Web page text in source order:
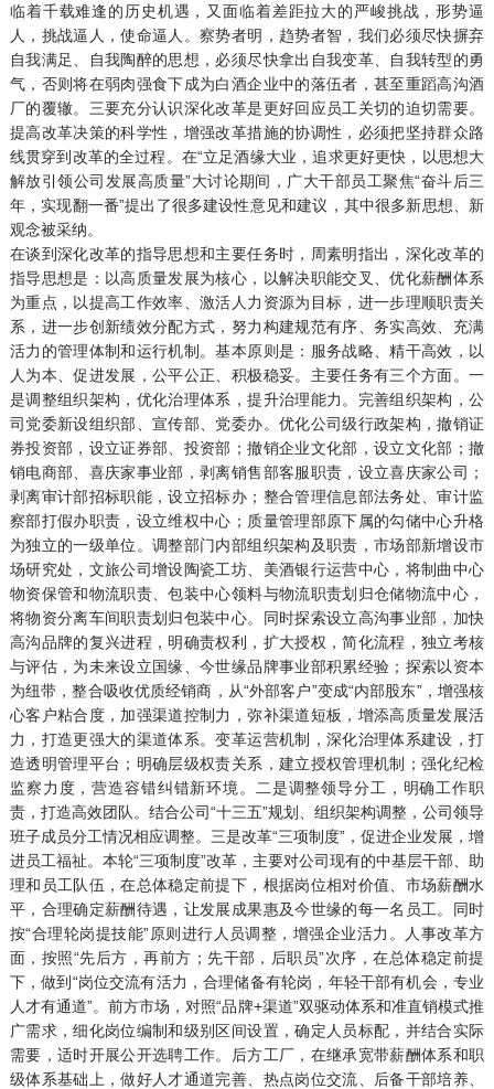
临着千载难逢的历史机遇，又面临着差距拉大的严峻挑战，形势逼
人，挑战逼人，使命逼人。察势者明，趋势者智，我们必须尽快摒弃
自我满足、自我陶醉的思想，必须尽快拿出自我变革、自我转型的勇
气，否则将在弱肉强食下成为白酒企业中的落伍者，甚至重蹈高沟酒
厂的覆辙。三要充分认识深化改革是更好回应员工关切的迫切需要。
提高改革决策的科学性，增强改革措施的协调性，必须把坚持群众路
线贯穿到改革的全过程。在“立足酒缘大业，追求更好更快，以思想大
解放引领公司发展高质量”大讨论期间，广大干部员工聚焦“奋斗后三
年，实现翻一番”提出了很多建设性意见和建议，其中很多新思想、新
观念被采纳。
在谈到深化改革的指导思想和主要任务时，周素明指出，深化改革的
指导思想是：以高质量发展为核心，以解决职能交叉、优化薪酬体系
为重点，以提高工作效率、激活人力资源为目标，进一步理顺职责关
系，进一步创新绩效分配方式，努力构建规范有序、务实高效、充满
活力的管理体制和运行机制。基本原则是：服务战略、精干高效，以
人为本、促进发展，公平公正、积极稳妥。主要任务有三个方面。一
是调整组织架构，优化治理体系，提升治理能力。完善组织架构，公
司党委新设组织部、宣传部、党委办。优化公司级行政架构，撤销证
券投资部，设立证券部、投资部；撤销企业文化部，设立文化部；撤
销电商部、喜庆家事业部，剥离销售部客服职责，设立喜庆家公司；
剥离审计部招标职能，设立招标办；整合管理信息部法务处、审计监
察部打假办职责，设立维权中心；质量管理部原下属的勾储中心升格
为独立的一级单位。调整部门内部组织架构及职责，市场部新增设市
场研究处，文旅公司增设陶瓷工坊、美酒银行运营中心，将制曲中心
物资保管和物流职责、包装中心领料与物流职责划归仓储物流中心，
将物资分离车间职责划归包装中心。同时探索设立高沟事业部，加快
高沟品牌的复兴进程，明确责权利，扩大授权，简化流程，独立考核
与评估，为未来设立国缘、今世缘品牌事业部积累经验；探索以资本
为纽带，整合吸收优质经销商，从“外部客户”变成“内部股东”，增强核
心客户粘合度，加强渠道控制力，弥补渠道短板，增添高质量发展活
力，打造更强大的渠道体系。变革运营机制，深化治理体系建设，打
造透明管理平台；明确层级权责关系，建立授权管理机制；强化纪检
监察力度，营造容错纠错新环境。二是调整领导分工，明确工作职
责，打造高效团队。结合公司“十三五”规划、组织架构调整，公司领导
班子成员分工情况相应调整。三是改革“三项制度”，促进企业发展，增
进员工福祉。本轮“三项制度”改革，主要对公司现有的中基层干部、助
理和员工队伍，在总体稳定前提下，根据岗位相对价值、市场薪酬水
平，合理确定薪酬待遇，让发展成果惠及今世缘的每一名员工。同时
按“合理轮岗提技能”原则进行人员调整，增强企业活力。人事改革方
面，按照“先后方，再前方；先干部，后职员”次序，在总体稳定前提
下，做到“岗位交流有活力，合理储备有轮岗，年轻干部有机会，专业
人才有通道”。前方市场，对照“品牌+渠道”双驱动体系和准直销模式推
广需求，细化岗位编制和级别区间设置，确定人员标配，并结合实际
需要，适时开展公开选聘工作。后方工厂，在继承宽带薪酬体系和职
级体系基础上，做好人才通道完善、热点岗位交流、后备干部培养、